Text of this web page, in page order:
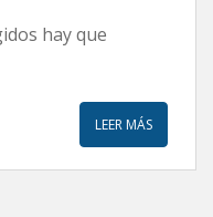
hay que
LEER MÁS